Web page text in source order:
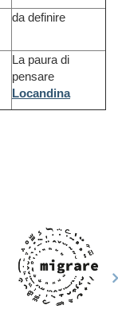
da definire
La paura di
pensare
Locandina